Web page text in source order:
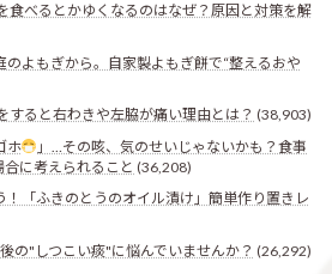
食べるとかゆくなるのはなぜ？原因と対策を解
のよもぎから。自家製よもぎ餅で“整えるおや
すると右わきや左脇が痛い理由とは？ (38,903)
ホ
」…その咳、気のせいじゃないかも？食事
に考えられること (36,208)
！「ふきのとうのオイル漬け」簡単作り置きレ
の"しつこい痰"に悩んでいませんか？ (26,292)